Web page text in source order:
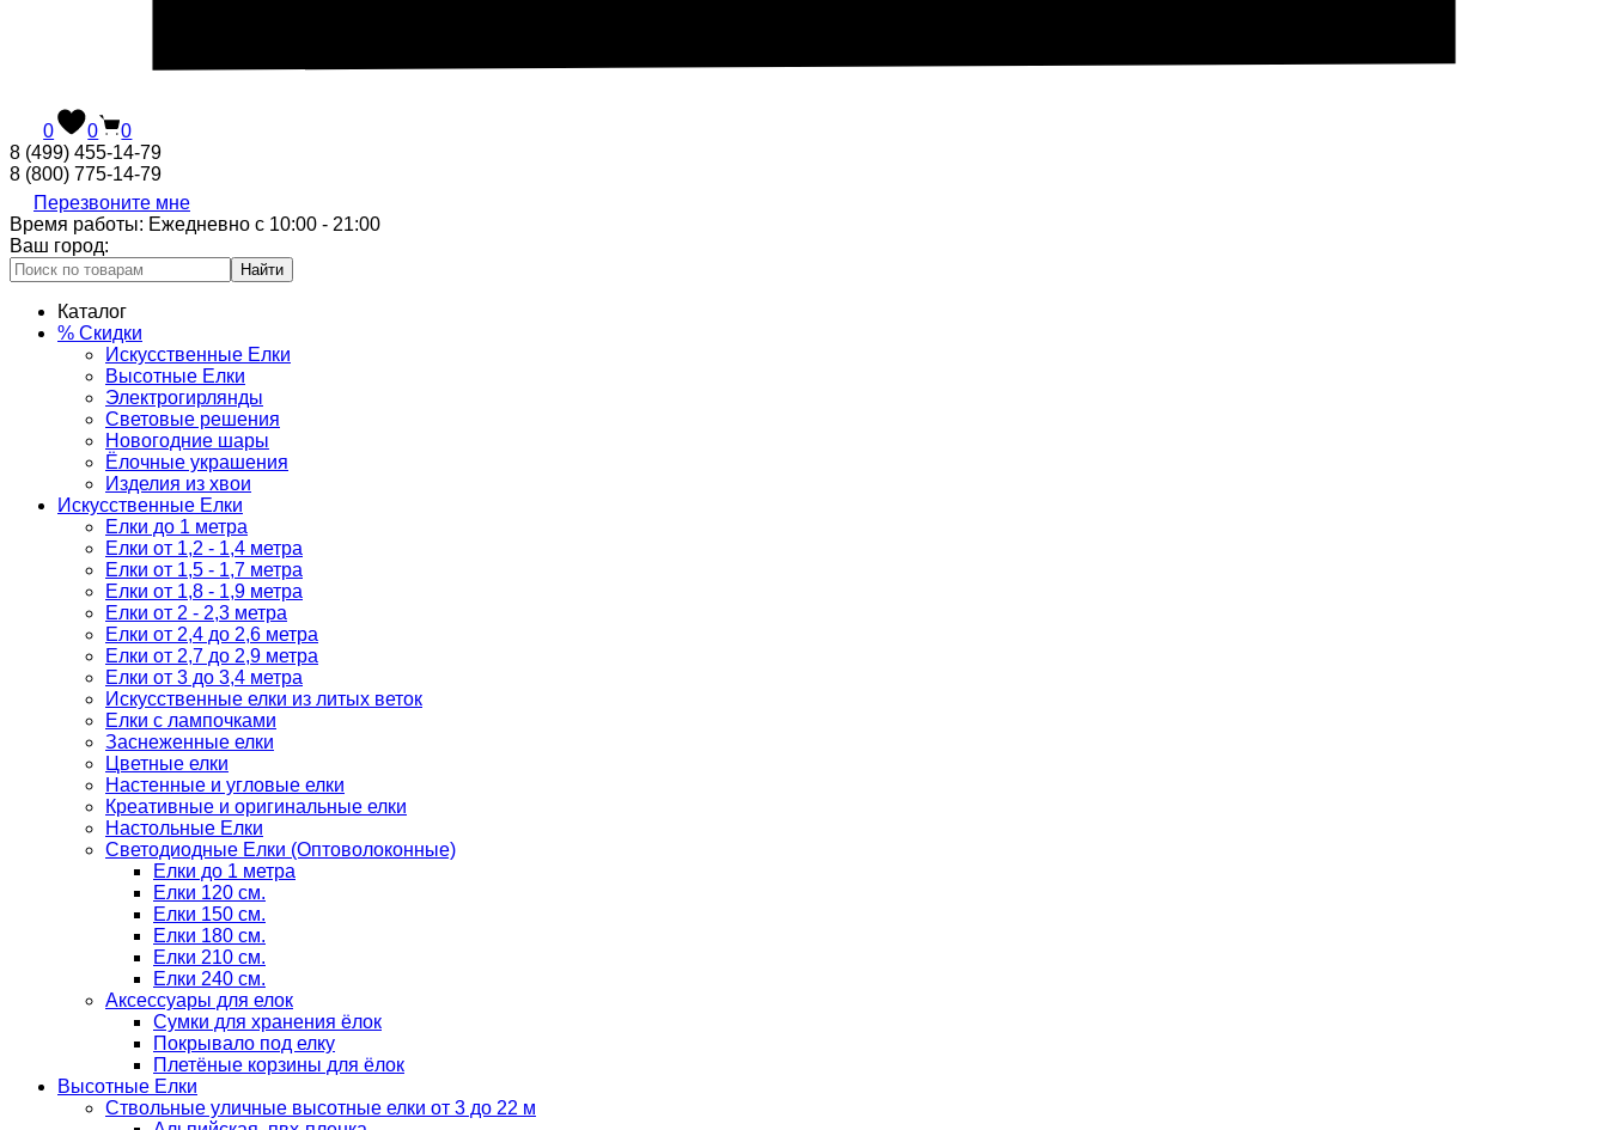
0 0
0
8 (499) 455-14-79
8 (800) 775-14-79
Перезвоните мне
Время работы: Ежедневно с 10:00 - 21:00
Ваш город:
Найти
Каталог
% Скидки
Искусственные Елки
Высотные Елки
Электрогирлянды
Световые решения
Новогодние шары
Ёлочные украшения
Изделия из хвои
Искусственные Елки
Елки до 1 метра
Елки от 1,2 - 1,4 метра
Елки от 1,5 - 1,7 метра
Елки от 1,8 - 1,9 метра
Елки от 2 - 2,3 метра
Елки от 2,4 до 2,6 метра
Елки от 2,7 до 2,9 метра
Елки от 3 до 3,4 метра
Искусственные елки из литых веток
Елки с лампочками
Заснеженные елки
Цветные елки
Настенные и угловые елки
Креативные и оригинальные елки
Настольные Елки
Светодиодные Елки (Оптоволоконные)
Елки до 1 метра
Елки 120 см.
Елки 150 см.
Елки 180 см.
Елки 210 см.
Елки 240 см.
Аксессуары для елок
Сумки для хранения ёлок
Покрывало под елку
Плетёные корзины для ёлок
Высотные Елки
Ствольные уличные высотные елки от 3 до 22 м